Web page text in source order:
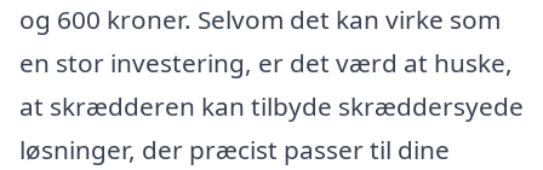
og 600 kroner. Selvom det kan virke som
en stor investering, er det værd at huske,
at skrædderen kan tilbyde skræddersyede
løsninger, der præcist passer til dine